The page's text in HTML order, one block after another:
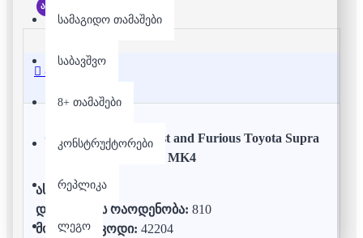
სამაგიდო თამაშები
საბავშვო
8+ თამაშები
კონსტრუქტორები
რეპლიკა
ლეგო
არ არის მარაგში
აღწერა
ლეგო - Technic - Fast and Furious Toyota Supra
MK4
ასაკი:9+
დეტალების რაოდენობა: 810
მოდელის კოდი: 42204